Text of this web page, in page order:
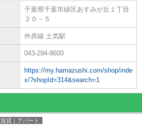
千葉県千葉市緑区あすみが丘１丁目
２０－５
外房線 土気駅
043-294-8600
https://my.hamazushi.com/shop/inde
x/?shopId=314&search=1
賃貸｜アパート